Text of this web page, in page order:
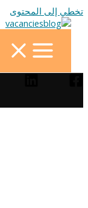
تخطي إلى المحتوى